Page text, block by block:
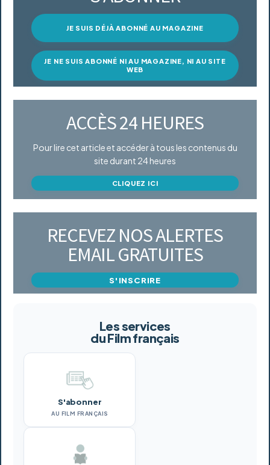
JE SUIS DÉJÀ ABONNÉ AU MAGAZINE
JE NE SUIS ABONNÉ NI AU MAGAZINE, NI AU SITE
WEB
ACCÈS 24 HEURES
Pour lire cet article et accéder à tous les contenus du
site durant 24 heures
CLIQUEZ ICI
RECEVEZ NOS ALERTES
EMAIL GRATUITES
S'INSCRIRE
Les services
du Film français
S'abonner
AU FILM FRANÇAIS